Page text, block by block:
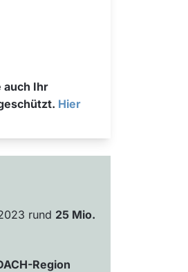
auch Ihr
Hier
rund 25 Mio.
Region